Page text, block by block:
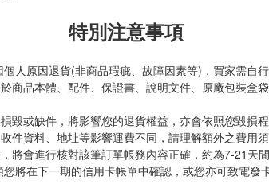
特別注意事項
人原因退貨(非商品瑕疵、故障因素等)，買家需自行
商品本體、配件、保證書、說明文件、原廠包裝盒
毀或缺件，將影響您的退貨權益，亦會依照您毀損
資料、地址等影響運費不同，請理解額外之費用須
將會進行核對該筆訂單帳務內容正確，約為7-21天
將在下一期的信用卡帳單中確認，或您亦可致電